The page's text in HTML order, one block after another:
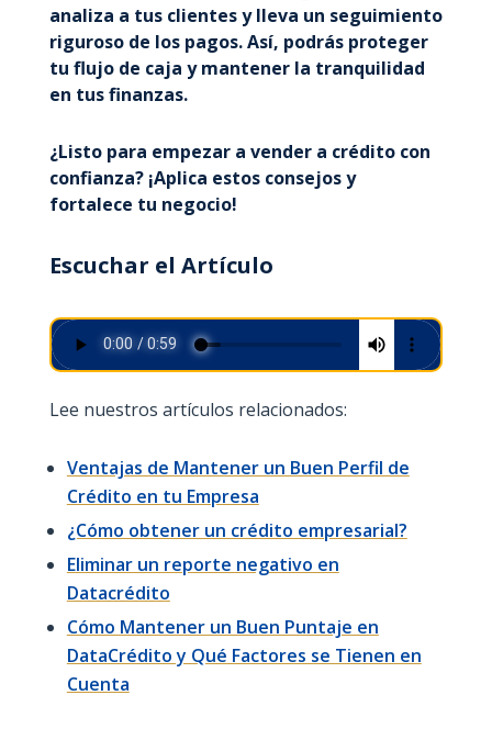
analiza a tus clientes y lleva un seguimiento
riguroso de los pagos. Así, podrás proteger
tu flujo de caja y mantener la tranquilidad
en tus finanzas.
¿Listo para empezar a vender a crédito con
confianza? ¡Aplica estos consejos y
fortalece tu negocio!
Escuchar el Artículo
Lee nuestros artículos relacionados:
Ventajas de Mantener un Buen Perfil de
Crédito en tu Empresa
¿Cómo obtener un crédito empresarial?
Eliminar un reporte negativo en
Datacrédito
Cómo Mantener un Buen Puntaje en
DataCrédito y Qué Factores se Tienen en
Cuenta